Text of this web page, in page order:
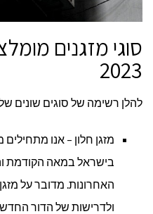
סוגי מזגנים
2023
להלן רשימה של סוגים שונים
מזגן חלון – אנו
בישראל במאה הקודמת
האחרונות. מדובר על
ולדרישות של הדור